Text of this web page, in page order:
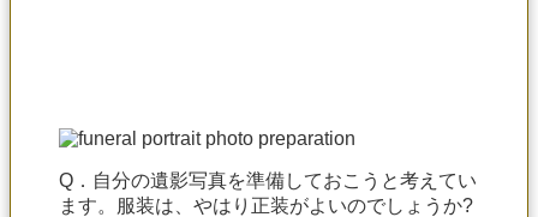
Q．自分の遺影写真を準備しておこうと考えてい
ます。服装は、やはり正装がよいのでしょうか?